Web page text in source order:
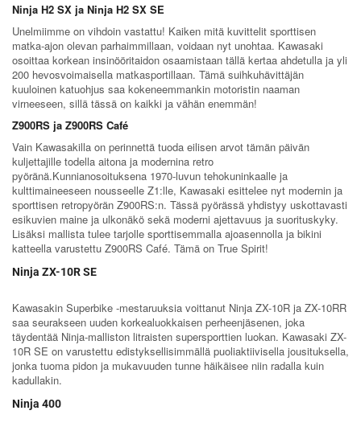
Ninja H2 SX ja Ninja H2 SX SE
Unelmiimme on vihdoin vastattu! Kaiken mitä kuvittelit sporttisen
matka-ajon olevan parhaimmillaan, voidaan nyt unohtaa. Kawasaki
osoittaa korkean insinööritaidon osaamistaan tällä kertaa ahdetulla ja yli
200 hevosvoimaisella matkasportillaan. Tämä suihkuhävittäjän
kuuloinen katuohjus saa kokeneemmankin motoristin naaman
virneeseen, sillä tässä on kaikki ja vähän enemmän!
Z900RS ja Z900RS Café
Vain Kawasakilla on perinnettä tuoda eilisen arvot tämän päivän
kuljettajille todella aitona ja modernina retro
pyöränä.Kunnianosoituksena 1970-luvun tehokuninkaalle ja
kulttimaineeseen nousseelle Z1:lle, Kawasaki esittelee nyt modernin ja
sporttisen retropyörän Z900RS:n. Tässä pyörässä yhdistyy uskottavasti
esikuvien maine ja ulkonäkö sekä moderni ajettavuus ja suorituskyky.
Lisäksi mallista tulee tarjolle sporttisemmalla ajoasennolla ja bikini
katteella varustettu Z900RS Café. Tämä on True Spirit!
Ninja ZX-10R SE
Kawasakin Superbike -mestaruuksia voittanut Ninja ZX-10R ja ZX-10RR
saa seurakseen uuden korkealuokkaisen perheenjäsenen, joka
täydentää Ninja-malliston litraisten supersporttien luokan. Kawasaki ZX-
10R SE on varustettu edistyksellisimmällä puoliaktiivisella jousituksella,
jonka tuoma pidon ja mukavuuden tunne häikäisee niin radalla kuin
kadullakin.
Ninja 400